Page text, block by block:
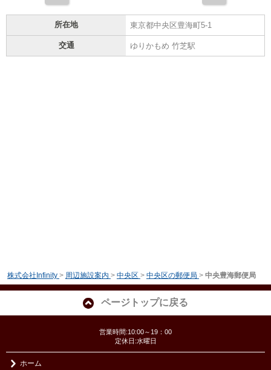
所在地 東京都中央区豊海町5-1
交通 ゆりかもめ 竹芝駅
株式会社Infinity > 周辺施設案内 > 中央区 > 中央区の郵便局 > 中央豊海郵便局
ページトップに戻る
営業時間:10:00～19：00
定休日:水曜日
ホーム